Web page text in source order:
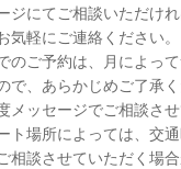
ジにてご相談いただけ
気軽にご連絡ください。
のご予約は、月によっ
で、あらかじめご了承く
メッセージでご相談させ
ト場所によっては、交
相談させていただく場合